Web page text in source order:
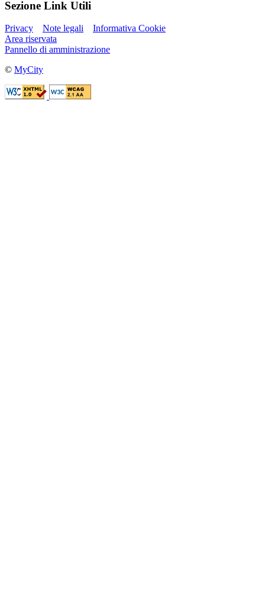
Sezione Link Utili
Privacy Note legali
Informativa Cookie
Area riservata
Pannello di amministrazione
© MyCity